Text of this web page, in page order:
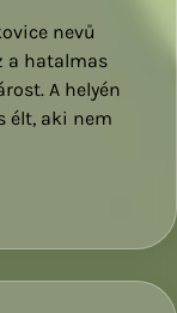
nevű
a hatalmas
A helyén
élt, aki nem